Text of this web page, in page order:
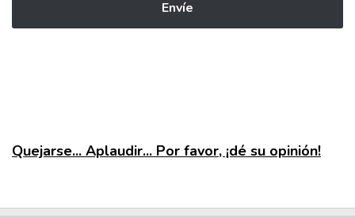
Quejarse... Aplaudir... Por favor, ¡dé su opinión!